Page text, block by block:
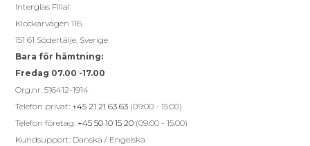
Interglas Filial
Klockarvägen 116
151 61 Södertälje, Sverige
Bara för hämtning:
Fredag 07.00 -17.00
Org.nr. 516412-1914
Telefon privat: +45 21 21 63 63 (09:00 - 15:00)
Telefon företag: +45 50 10 15 20 (09:00 - 15:00)
Kundsupport: Danska / Engelska